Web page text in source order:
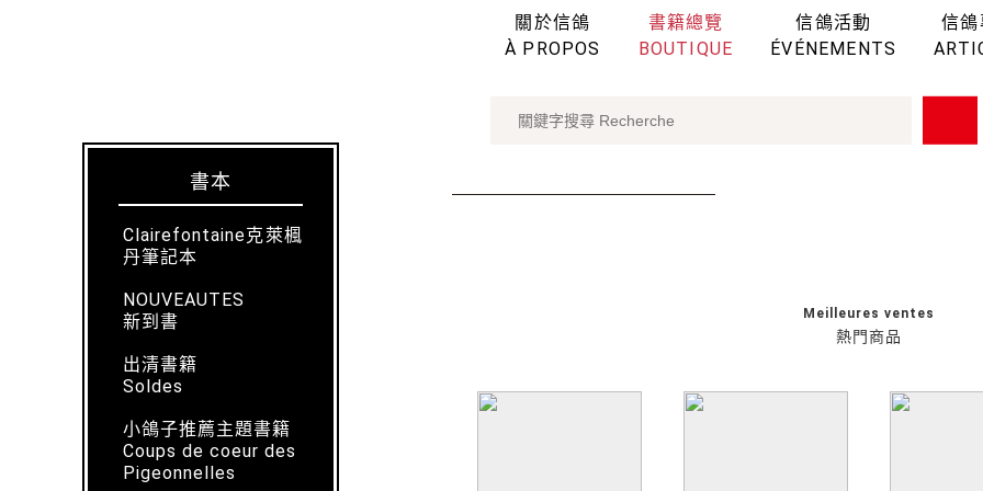
關於信鴿
À PROPOS
書籍總覽
BOUTIQUE
信鴿活動
ÉVÉNEMENTS
信鴿
書本
Clairefontaine克萊楓
丹筆記本
NOUVEAUTES
新到書
出清書籍
Soldes
小鴿子推薦主題書籍
Coups de coeur des
Pigeonnelles
熱門商品
Meilleures ventes